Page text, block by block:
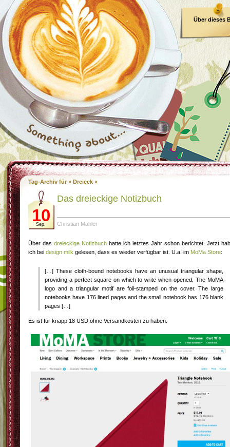
Über dieses
Tag-Archiv für » Dreieck «
10
Sep.
Das dreieckige Notizbuch
Christian Mähler
Über das dreieckige Notizbuch hatte ich letztes Jahr schon berichtet. Jetzt
ich bei design milk gelesen, dass es wieder verfügbar ist. U.a. im MoMa Store:
[…] These cloth-bound notebooks have an unusual triangular shape,
providing a perfect square on which to write when opened. The MoMA
logo and a triangular motif are foil-stamped on the cover. The large
notebooks have 176 lined pages and the small notebook has 176 blank
pages […]
Es ist für knapp 18 USD ohne Versandkosten zu haben.